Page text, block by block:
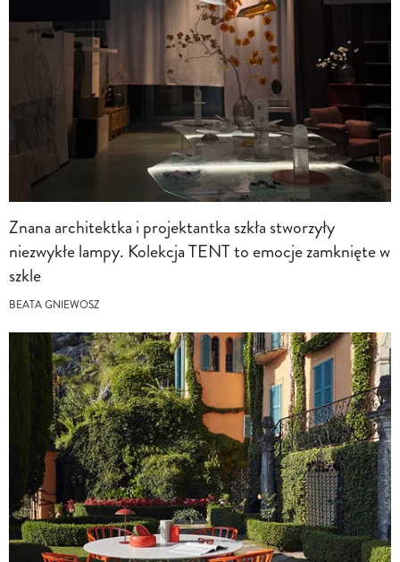
Znana architektka i projektantka szkła stworzyły
niezwykłe lampy. Kolekcja TENT to emocje zamknięte w
szkle
BEATA GNIEWOSZ